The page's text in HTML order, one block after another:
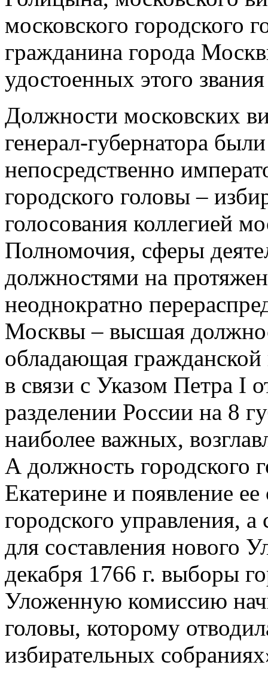
московского городского
гражданина города
удостоенных этого
Должности московских
генерал-губернатора
непосредственно
городского головы –
голосования коллегией
Полномочия, сферы
должностями на
неоднократно
Москвы – высшая
обладающая
в связи с Указом Петра I
разделении России на 8
наиболее важных,
А должность городского
Екатерине и появление
городского управления,
для составления нового
декабря 1766 г. выборы
Уложенную комиссию
головы, которому
избирательных